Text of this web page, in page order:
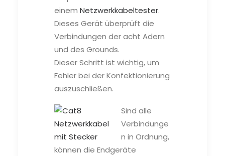
einem Netzwerkkabeltester.
Dieses Gerät überprüft die
Verbindungen der acht Adern
und des Grounds.
Dieser Schritt ist wichtig, um
Fehler bei der Konfektionierung
auszuschließen.
Sind alle
Verbindunge
n in Ordnung,
können die Endgeräte